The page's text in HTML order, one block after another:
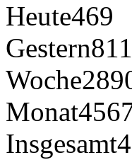
Heute469
Gestern811
Woche
Monat
Insgesamt